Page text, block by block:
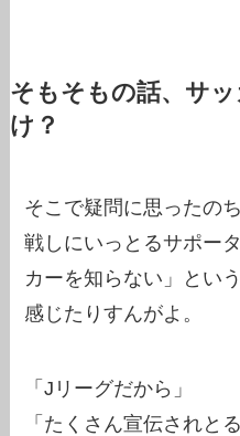
そもそもの話、サ
け？
そこで疑問に思ったの
戦しにいっとるサポー
カーを知らない」とい
感じたりすんがよ。
「Jリーグだから」
「たくさん宣伝されと